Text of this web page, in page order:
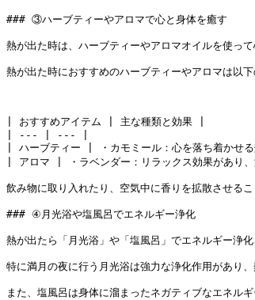
### ③ハーブティーやアロマで心と身体を癒す
熱が出た時は、ハーブティーやアロマオイルを使っ
熱が出た時におすすめのハーブティーやアロマは以下
| おすすめアイテム | 主な種類と効果 |
| --- | --- |
| ハーブティー | ・カモミール：心を落ち着かせ
| アロマ | ・ラベンダー：リラックス効果があり
飲み物に取り入れたり、空気中に香りを拡散させる
### ④月光浴や塩風呂でエネルギー浄化
熱が出たら「月光浴」や「塩風呂」でエネルギー浄化
特に満月の夜に行う月光浴は強力な浄化作用があり
また、塩風呂は身体に溜まったネガティブなエネル